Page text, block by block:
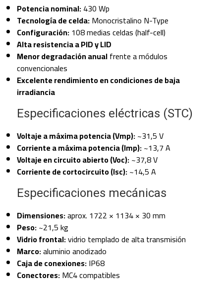
Potencia nominal:430 Wp
Tecnología de celda:Monocristalino N-Type
Configuración:108 medias celdas (half-cell)
Alta resistencia a PID y LID
Menor degradación anualfrente a módulos
convencionales
Excelente rendimiento en condiciones de baja
irradiancia
Especificaciones eléctricas (STC)
Voltaje a máxima potencia (Vmp):~31,5 V
Corriente a máxima potencia (Imp):~13,7 A
Voltaje en circuito abierto (Voc):~37,8 V
Corriente de cortocircuito (Isc):~14,5 A
Especificaciones mecánicas
Dimensiones:aprox. 1722 × 1134 × 30 mm
Peso:~21,5 kg
Vidrio frontal:vidrio templado de alta transmisión
Marco:aluminio anodizado
Caja de conexiones:IP68
Conectores:MC4 compatibles